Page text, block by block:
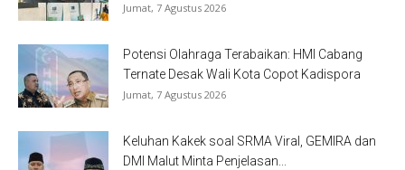
Jumat, 7 Agustus 2026
Potensi Olahraga Terabaikan: HMI Cabang
Ternate Desak Wali Kota Copot Kadispora
Jumat, 7 Agustus 2026
Keluhan Kakek soal SRMA Viral, GEMIRA dan
DMI Malut Minta Penjelasan...